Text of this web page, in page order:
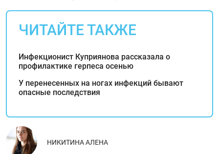
ЧИТАЙТЕ ТАКЖЕ
Инфекционист Куприянова рассказала о
профилактике герпеса осенью
У перенесенных на ногах инфекций бывают
опасные последствия
НИКИТИНА АЛЕНА